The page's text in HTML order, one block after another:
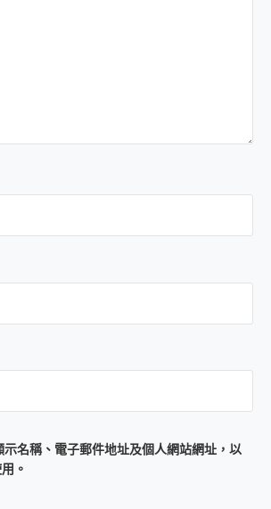
示名稱、電子郵件地址及個人網站網址，以
。